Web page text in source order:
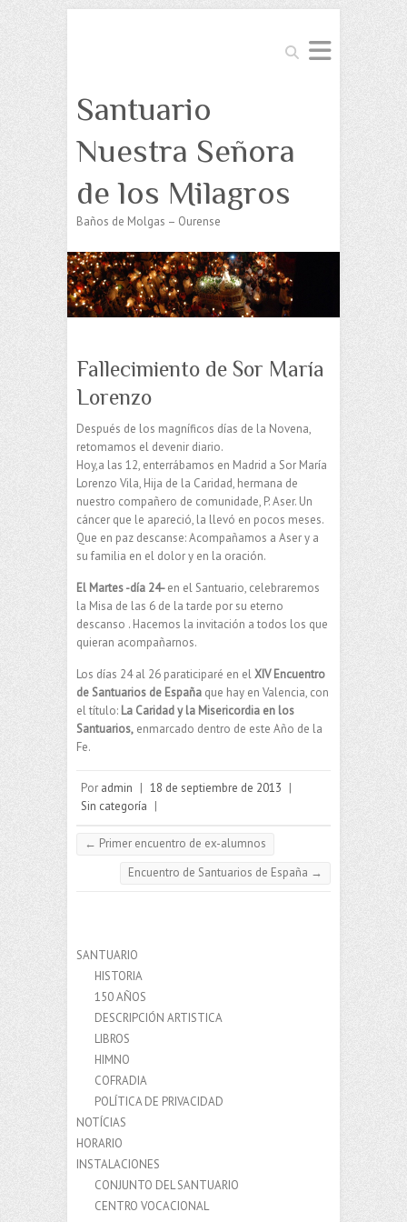
Buscar
Santuario
Nuestra Señora
de los Milagros
Baños de Molgas – Ourense
Fallecimiento de Sor María
Lorenzo
Después de los magníficos días de la Novena,
retomamos el devenir diario.
Hoy,a las 12, enterrábamos en Madrid a Sor María
Lorenzo Vila, Hija de la Caridad, hermana de
nuestro compañero de comunidade, P. Aser. Un
cáncer que le apareció, la llevó en pocos meses.
Que en paz descanse: Acompañamos a Aser y a
su familia en el dolor y en la oración.
El Martes -día 24-en el Santuario, celebraremos
la Misa de las 6 de la tarde por su eterno
descanso . Hacemos la invitación a todos los que
quieran acompañarnos.
Los días 24 al 26 paraticiparé en elXIV Encuentro
de Santuarios de España que hay en Valencia, con
el título: La Caridad y la Misericordia en los
Santuarios, enmarcado dentro de este Año de la
Fe.
Por admin | 18 de septiembre de 2013 |
Sin categoría |
← Primer encuentro de ex-alumnos
Encuentro de Santuarios de España →
SANTUARIO
HISTORIA
150 AÑOS
DESCRIPCIÓN ARTISTICA
LIBROS
HIMNO
COFRADIA
POLÍTICA DE PRIVACIDAD
NOTÍCIAS
HORARIO
INSTALACIONES
CONJUNTO DEL SANTUARIO
CENTRO VOCACIONAL